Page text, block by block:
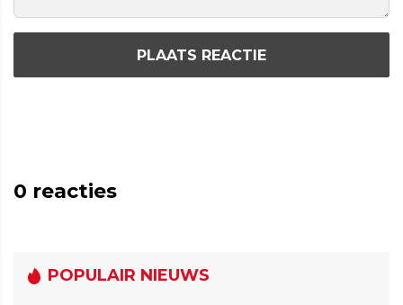
PLAATS REACTIE
0 reacties
POPULAIR NIEUWS